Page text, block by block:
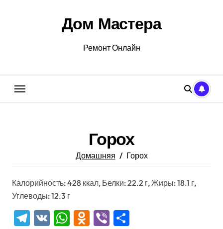
Дом Мастера
Ремонт Онлайн
Горох
Домашняя Горох
Калорийность: 428 ккал, Белки: 22.2 г, Жиры: 18.1 г,
Углеводы: 12.3 г
Telegram
VK WhatsApp
Odnoklassniki
Viber